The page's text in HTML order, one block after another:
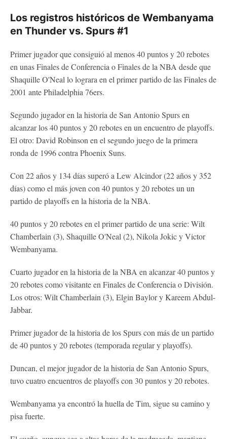
Los registros históricos de Wembanyama
en Thunder vs. Spurs #1
Primer jugador que consiguió al menos 40 puntos y 20 rebotes
en unas Finales de Conferencia o Finales de la NBA desde que
Shaquille O'Neal lo lograra en el primer partido de las Finales de
2001 ante Philadelphia 76ers.
Segundo jugador en la historia de San Antonio Spurs en
alcanzar los 40 puntos y 20 rebotes en un encuentro de playoffs.
El otro: David Robinson en el segundo juego de la primera
ronda de 1996 contra Phoenix Suns.
Con 22 años y 134 días superó a Lew Alcindor (22 años y 352
días) como el más joven con 40 puntos y 20 rebotes un un
partido de playoffs en la historia de la NBA.
40 puntos y 20 rebotes en el primer partido de una serie: Wilt
Chamberlain (3), Shaquille O'Neal (2), Nikola Jokic y Victor
Wembanyama.
Cuarto jugador en la historia de la NBA en alcanzar 40 puntos y
20 rebotes como visitante en Finales de Conferencia o División.
Los otros: Wilt Chamberlain (3), Elgin Baylor y Kareem Abdul-
Jabbar.
Primer jugador de la historia de los Spurs con más de un partido
de 40 puntos y 20 rebotes (temporada regular y playoffs).
Duncan, el mejor jugador de la historia de San Antonio Spurs,
tuvo cuatro encuentros de playoffs con 30 puntos y 20 rebotes.
Wembanyama ya encontró la huella de Tim, sigue su camino y
pisa fuerte.